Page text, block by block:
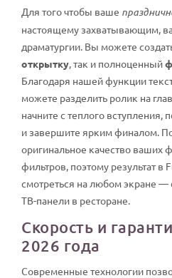
Для того чтобы ваше
настоящему захватывающим,
драматургии. Вы можете
открытку, так и полноценный
Благодаря нашей функции
можете разделить ролик на
начните с теплого вступления,
и завершите ярким финалом.
оригинальное качество ваших
фильтров, поэтому результат в
смотреться на любом экране —
ТВ-панели в ресторане.
Скорость и
2026 года
Современные технологии